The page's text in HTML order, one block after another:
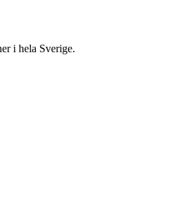
i hela Sverige.